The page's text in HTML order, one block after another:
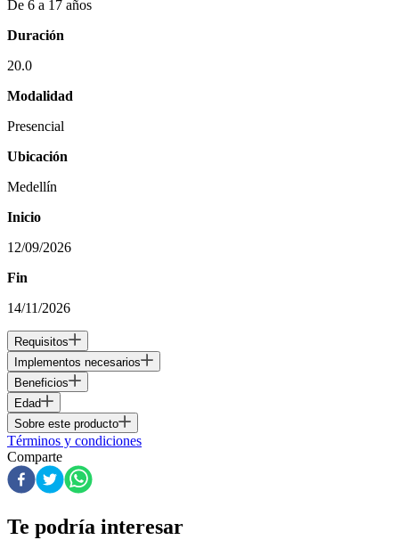
De 6 a 17 años
Duración
20.0
Modalidad
Presencial
Ubicación
Medellín
Inicio
12/09/2026
Fin
14/11/2026
Requisitos
Implementos necesarios
Beneficios
Edad
Sobre este producto
Términos y condiciones
Comparte
Te podría interesar